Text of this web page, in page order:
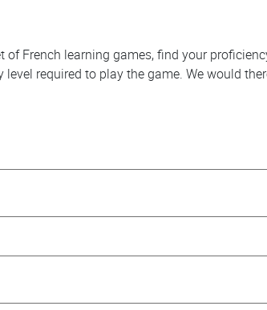
of French learning games, find your
level required to play the game. We would